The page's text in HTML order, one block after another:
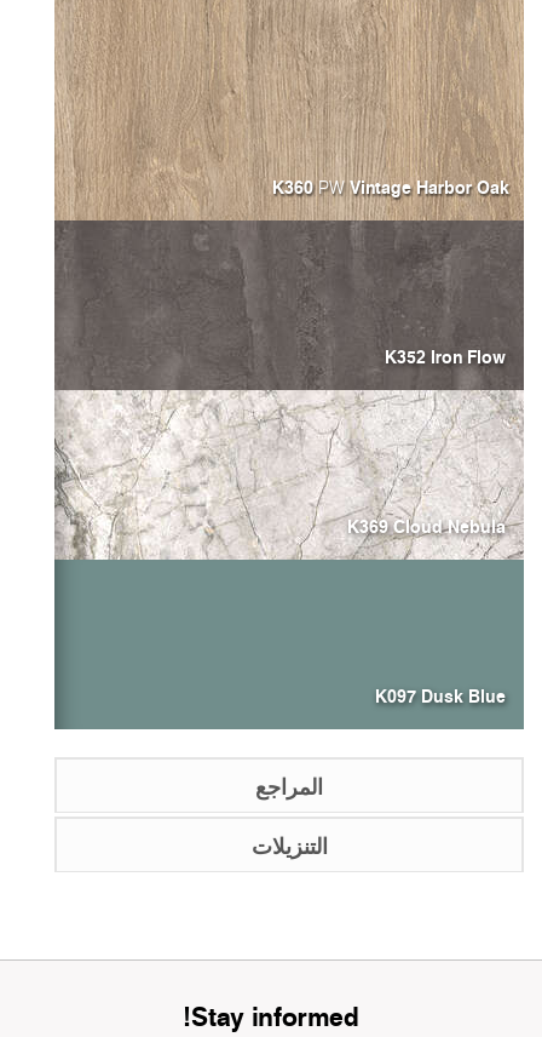
K360PWVintage Harbor
K352 Iron Flow
K369 Cloud Nebula
K097 Dusk Blue
المراجع
التنزيلات
Stay informed!